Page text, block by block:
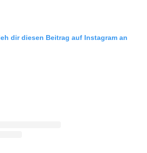
dir diesen Beitrag auf Instagram an